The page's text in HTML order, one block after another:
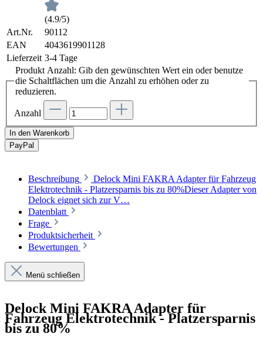
(4.9/5)
Art.Nr.
90112
EAN
4043619901128
Lieferzeit 3-4 Tage
Produkt Anzahl: Gib den gewünschten Wert ein oder benutze
die Schaltflächen um die Anzahl zu erhöhen oder zu
reduzieren.
Anzahl
In den Warenkorb
PayPal
Beschreibung
Delock Mini FAKRA Adapter für Fahrzeug
Elektrotechnik - Platzersparnis bis zu 80%Dieser Adapter von
Delock eignet sich zur V…
Datenblatt
Frage
Produktsicherheit
Bewertungen
Menü schließen
Delock Mini FAKRA Adapter für
Fahrzeug Elektrotechnik - Platzersparnis
bis zu 80%